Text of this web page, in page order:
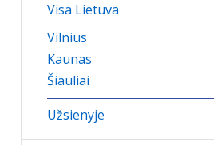
Visa Lietuva
Vilnius
Kaunas
Šiauliai
Užsienyje